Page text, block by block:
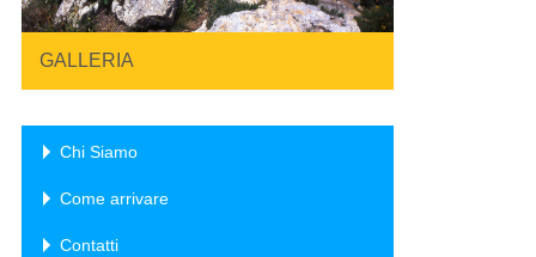
GALLERIA
Chi Siamo
Come arrivare
Contatti